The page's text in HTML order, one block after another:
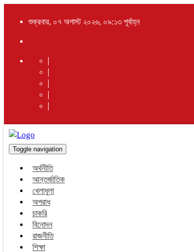
শুক্রবার, ০৭ অগাস্ট ২০২৬, ০৯:১৩ পূর্বাহ্ন
Toggle navigation
অর্থনীতি
আন্তর্জাতিক
খেলাধুলা
অপরাধ
চাকরি
বিনোদন
রাজনীতি
শিক্ষা